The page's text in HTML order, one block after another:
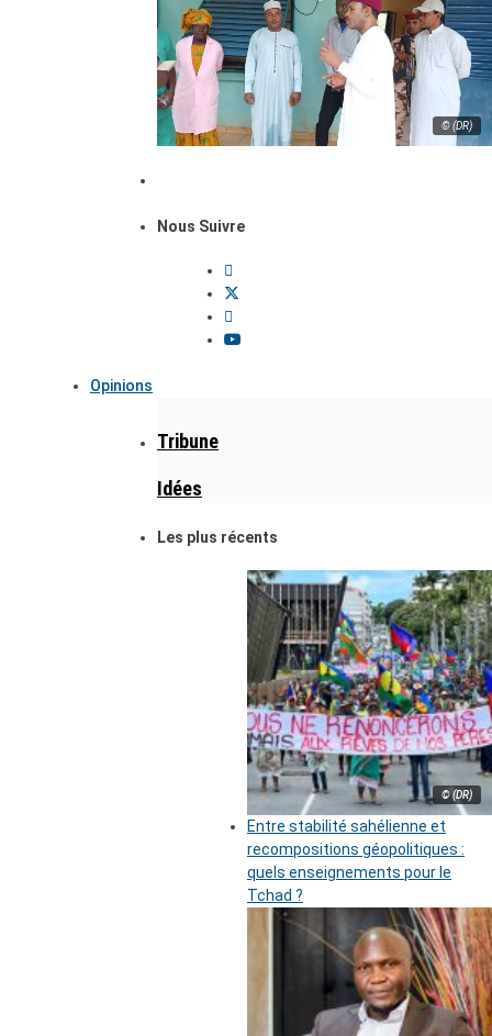
© (DR)
Nous Suivre
Opinions
Tribune
Idées
Les plus récents
© (DR)
Entre stabilité sahélienne et
recompositions géopolitiques :
quels enseignements pour le
Tchad ?